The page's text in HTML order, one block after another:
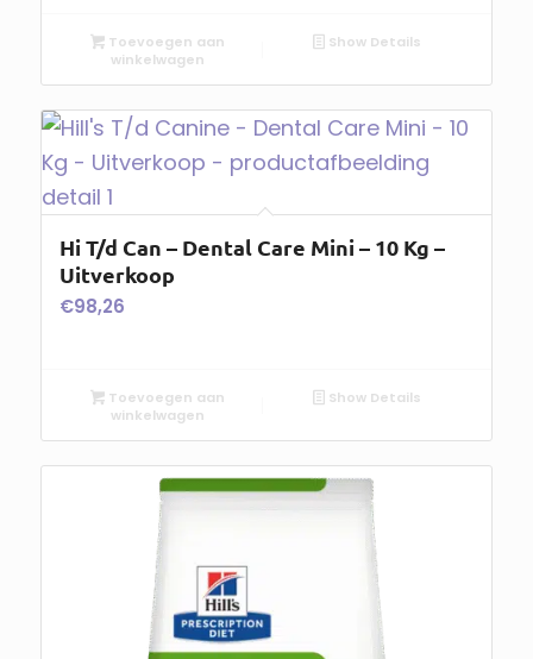
Toevoegen aan
winkelwagen
Show Details
Hi T/d Can – Dental Care Mini – 10 Kg –
Uitverkoop
€98,26
Toevoegen aan
winkelwagen
Show Details